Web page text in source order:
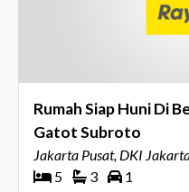
Rumah Siap Huni Di
Gatot Subroto
Jakarta Pusat, DKI
5
3 1